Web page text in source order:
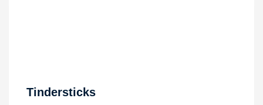
Tindersticks